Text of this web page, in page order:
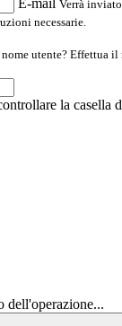
E-mail Verrà
necessarie.
utente? Effettua il
la casella
dell'operazione...